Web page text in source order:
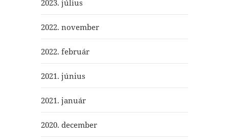
2023. július
2022. november
2022. február
2021. június
2021. január
2020. december